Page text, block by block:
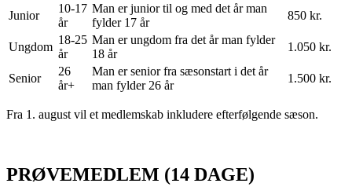
Junior
10-17
år
Man er junior til og med det år man
fylder 17 år
850 kr.
Ungdom
18-25
år
Man er ungdom fra det år man fylder
18 år
1.050 kr.
Senior
26
år+
Man er senior fra sæsonstart i det år
man fylder 26 år
1.500 kr.
Fra 1. august vil et medlemskab inkludere efterfølgende sæson.
PRØVEMEDLEM (14 DAGE)